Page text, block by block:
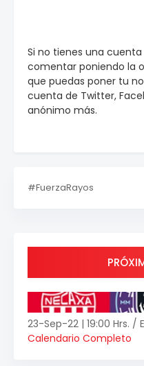
Si no tienes una
comentar poniendo la
que puedas poner tu
cuenta de Twitter,
anónimo más.
#FuerzaRayos
23-Sep-22 | 19:00 Hrs. /
Calendario Completo